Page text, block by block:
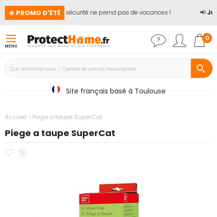
☀️ PROMO D'ÉTÉ🏖️ La sécurité ne prend pas de vacances ! 📢
MENU
0
Site français basé à Toulouse
Accueil Piege a taupe SuperCat
Piege a taupe SuperCat
Ajouter